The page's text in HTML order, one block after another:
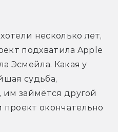
несколько лет,
подхватила Apple
Эсмейла. Какая у
судьба,
им займётся другой
окончательно